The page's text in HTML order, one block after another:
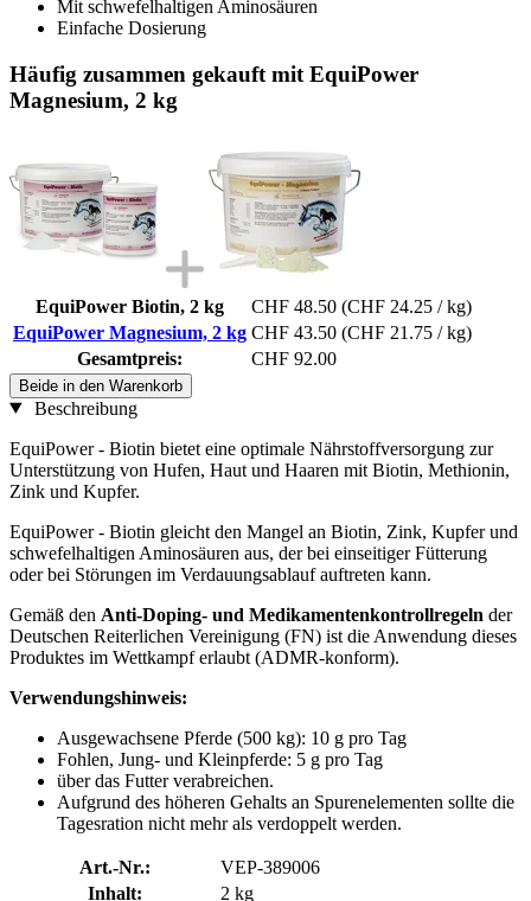
Mit schwefelhaltigen Aminosäuren
Einfache Dosierung
Häufig zusammen gekauft mit EquiPower
Magnesium, 2 kg
EquiPower Biotin, 2 kg CHF 48.50 (CHF 24.25 / kg)
EquiPower Magnesium, 2 kg CHF 43.50 (CHF 21.75 / kg)
Gesamtpreis:
CHF 92.00
Beide in den Warenkorb
Beschreibung
EquiPower - Biotin bietet eine optimale Nährstoffversorgung zur
Unterstützung von Hufen, Haut und Haaren mit Biotin, Methionin,
Zink und Kupfer.
EquiPower - Biotin gleicht den Mangel an Biotin, Zink, Kupfer und
schwefelhaltigen Aminosäuren aus, der bei einseitiger Fütterung
oder bei Störungen im Verdauungsablauf auftreten kann.
Gemäß den Anti-Doping- und Medikamentenkontrollregeln der
Deutschen Reiterlichen Vereinigung (FN) ist die Anwendung dieses
Produktes im Wettkampf erlaubt (ADMR-konform).
Verwendungshinweis:
Ausgewachsene Pferde (500 kg): 10 g pro Tag
Fohlen, Jung- und Kleinpferde: 5 g pro Tag
über das Futter verabreichen.
Aufgrund des höheren Gehalts an Spurenelementen sollte die
Tagesration nicht mehr als verdoppelt werden.
Art.-Nr.:
VEP-389006
Inhalt:
2 kg